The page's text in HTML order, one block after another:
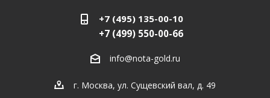
+7 (495) 135-00-10
+7 (499) 550-00-66
info@nota-gold.ru
г. Москва, ул. Сущевский вал, д. 49